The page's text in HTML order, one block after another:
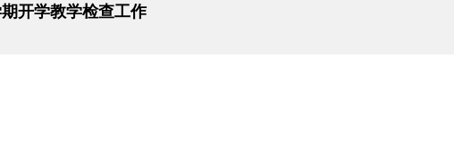
开学教学检查工作